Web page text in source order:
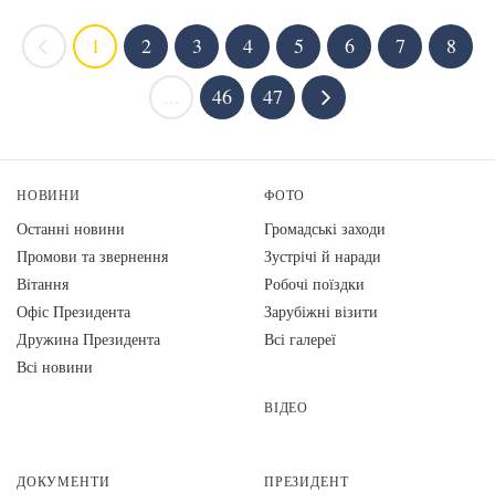
1 2 3 4 5 6 7
8
46 47
НОВИНИ
Останні новини
Промови та звернення
Вiтання
Офіс Президента
Дружина Президента
Всі новини
ФОТО
Громадські заходи
Зустрічі й наради
Робочі поїздки
Зарубіжні візити
Всі галереї
ВІДЕО
ДОКУМЕНТИ ПРЕЗИДЕНТ